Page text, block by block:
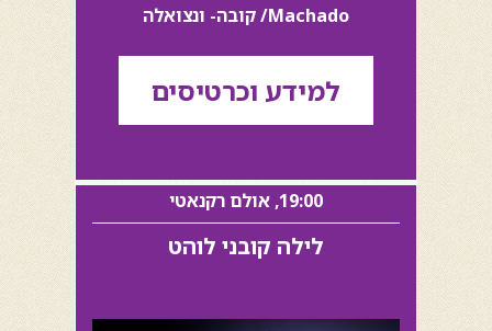
Machado/ קובה- ונצואלה
למידע וכרטיסים
19:00, אולם רקנאטי
לילה קובני לוהט